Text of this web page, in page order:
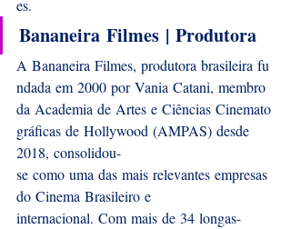
es.
Bananeira Filmes | Produtora
A Bananeira Filmes, produtora brasileira fu
ndada em 2000 por Vania Catani, membro
da Academia de Artes e Ciências Cinemato
gráficas de Hollywood (AMPAS) desde
2018, consolidou-
se como uma das mais relevantes empresas
do Cinema Brasileiro e
internacional. Com mais de 34 longas-